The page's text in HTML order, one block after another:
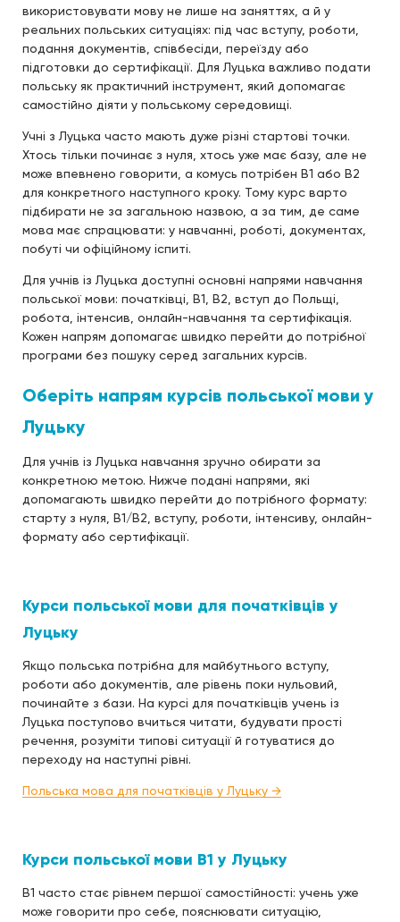
використовувати мову не лише на заняттях, а й у
реальних польських ситуаціях: під час вступу, роботи,
подання документів, співбесіди, переїзду або
підготовки до сертифікації. Для Луцька важливо подати
польську як практичний інструмент, який допомагає
самостійно діяти у польському середовищі.
Учні з Луцька часто мають дуже різні стартові точки.
Хтось тільки починає з нуля, хтось уже має базу, але не
може впевнено говорити, а комусь потрібен B1 або B2
для конкретного наступного кроку. Тому курс варто
підбирати не за загальною назвою, а за тим, де саме
мова має спрацювати: у навчанні, роботі, документах,
побуті чи офіційному іспиті.
Для учнів із Луцька доступні основні напрями навчання
польської мови: початківці, B1, B2, вступ до Польщі,
робота, інтенсив, онлайн-навчання та сертифікація.
Кожен напрям допомагає швидко перейти до потрібної
програми без пошуку серед загальних курсів.
Оберіть напрям курсів польської мови у
Луцьку
Для учнів із Луцька навчання зручно обирати за
конкретною метою. Нижче подані напрями, які
допомагають швидко перейти до потрібного формату:
старту з нуля, B1/B2, вступу, роботи, інтенсиву, онлайн-
формату або сертифікації.
Курси польської мови для початківців у
Луцьку
Якщо польська потрібна для майбутнього вступу,
роботи або документів, але рівень поки нульовий,
починайте з бази. На курсі для початківців учень із
Луцька поступово вчиться читати, будувати прості
речення, розуміти типові ситуації й готуватися до
переходу на наступні рівні.
Польська мова для початківців у Луцьку →
Курси польської мови B1 у Луцьку
B1 часто стає рівнем першої самостійності: учень уже
може говорити про себе, пояснювати ситуацію,